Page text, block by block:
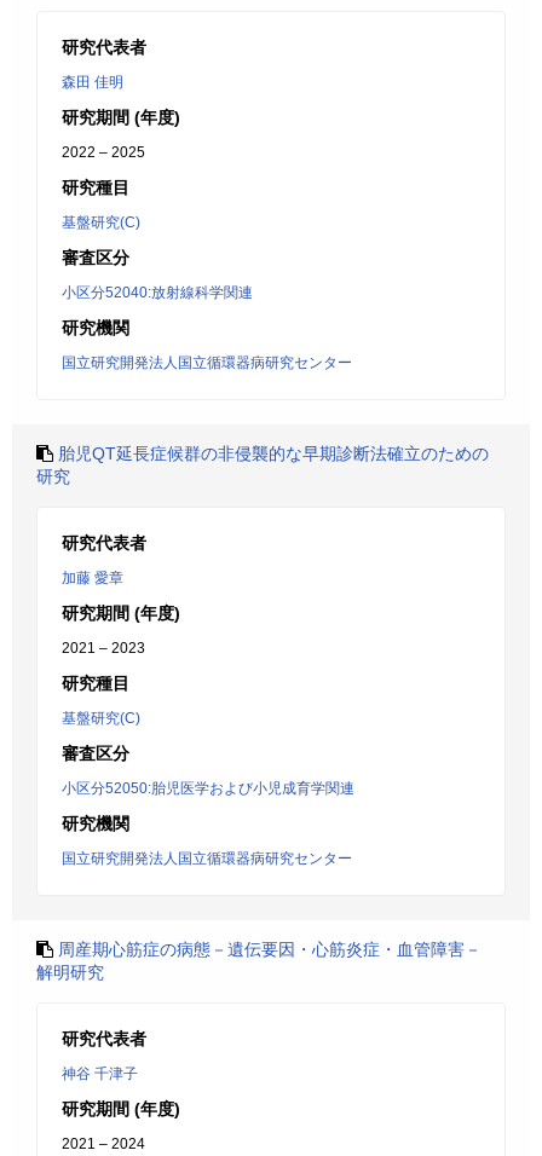
研究代表者
森田 佳明
研究期間 (年度)
2022 – 2025
研究種目
基盤研究(C)
審査区分
小区分52040:放射線科学関連
研究機関
国立研究開発法人国立循環器病研究センター
胎児QT延長症候群の非侵襲的な早期診断法確立のための
研究
研究代表者
加藤 愛章
研究期間 (年度)
2021 – 2023
研究種目
基盤研究(C)
審査区分
小区分52050:胎児医学および小児成育学関連
研究機関
国立研究開発法人国立循環器病研究センター
周産期心筋症の病態－遺伝要因・心筋炎症・血管障害－
解明研究
研究代表者
神谷 千津子
研究期間 (年度)
2021 – 2024